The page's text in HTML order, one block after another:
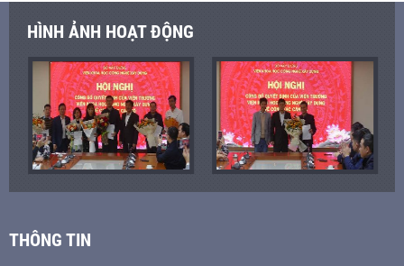
HÌNH ẢNH HOẠT ĐỘNG
THÔNG TIN